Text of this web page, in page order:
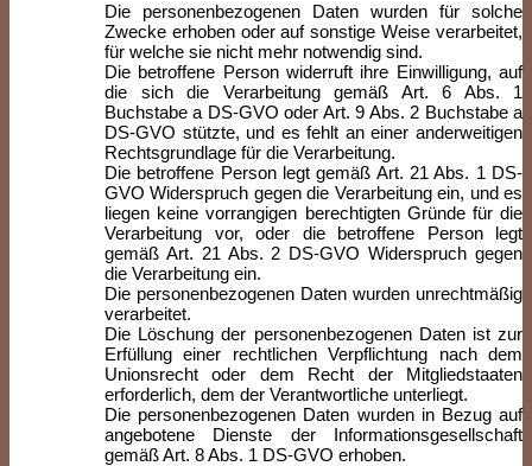
Die personenbezogenen Daten wurden für solche
Zwecke erhoben oder auf sonstige Weise verarbeitet,
für welche sie nicht mehr notwendig sind.
Die betroffene Person widerruft ihre Einwilligung, auf
die sich die Verarbeitung gemäß Art. 6 Abs. 1
Buchstabe a DS-GVO oder Art. 9 Abs. 2 Buchstabe a
DS-GVO stützte, und es fehlt an einer anderweitigen
Rechtsgrundlage für die Verarbeitung.
Die betroffene Person legt gemäß Art. 21 Abs. 1 DS-
GVO Widerspruch gegen die Verarbeitung ein, und es
liegen keine vorrangigen berechtigten Gründe für die
Verarbeitung vor, oder die betroffene Person legt
gemäß Art. 21 Abs. 2 DS-GVO Widerspruch gegen
die Verarbeitung ein.
Die personenbezogenen Daten wurden unrechtmäßig
verarbeitet.
Die Löschung der personenbezogenen Daten ist zur
Erfüllung einer rechtlichen Verpflichtung nach dem
Unionsrecht oder dem Recht der Mitgliedstaaten
erforderlich, dem der Verantwortliche unterliegt.
Die personenbezogenen Daten wurden in Bezug auf
angebotene Dienste der Informationsgesellschaft
gemäß Art. 8 Abs. 1 DS-GVO erhoben.